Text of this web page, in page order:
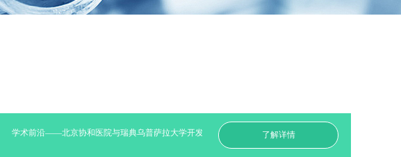
学术前沿——北京协和医院与瑞典乌普萨拉大学开发自修复性可注射水凝胶修复骨缺损 科学前沿——可用
了解详情